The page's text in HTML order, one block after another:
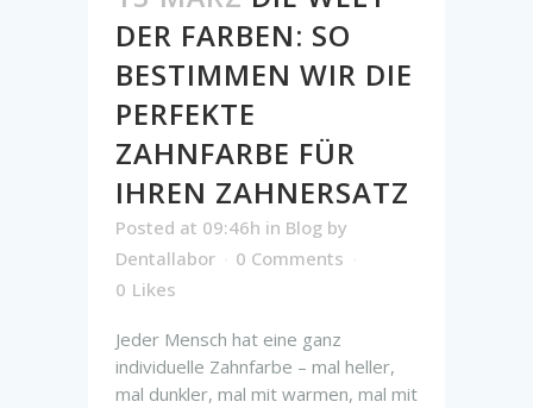
DER FARBEN: SO
BESTIMMEN WIR DIE
PERFEKTE
ZAHNFARBE FÜR
IHREN ZAHNERSATZ
Posted at 09:46h in Blog by
Dentallabor
0 Comments
0 Likes
Jeder Mensch hat eine ganz
individuelle Zahnfarbe – mal heller,
mal dunkler, mal mit warmen, mal mit